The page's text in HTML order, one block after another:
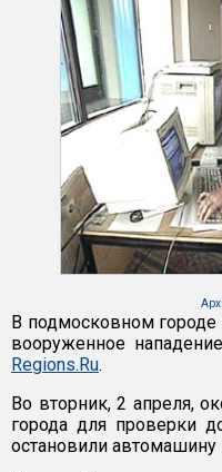
В подмосковном
вооруженное
Regions.Ru.
Во вторник, 2 апреля,
города для проверки
остановили автомашину